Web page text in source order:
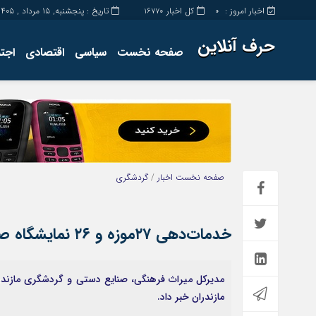
کل اخبار 16770 اخبار امروز : 0 تاریخ : پنجشنبه, ۱۵ مرداد , ۱۴۰۵
حرف آنلاین صفحه نخست سیاسی اقتصادی
صفحه نخست اخبار / گردشگری
خدمات‌دهی ۲۷موزه و ۲۶ نمایشگاه صنایع دستی به مسافران نوروز ۱۴۰۲ مازندران
مازندران خبر داد.